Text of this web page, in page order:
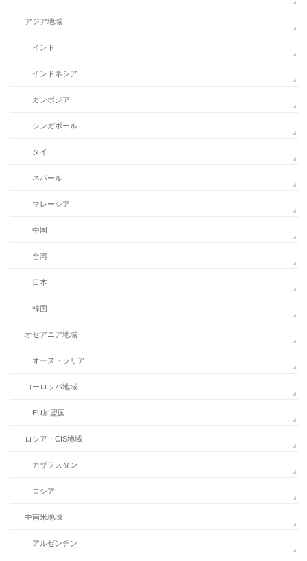
アジア地域
インド
インドネシア
カンボジア
シンガポール
タイ
ネパール
マレーシア
中国
台湾
日本
韓国
オセアニア地域
オーストラリア
ヨーロッパ地域
EU加盟国
ロシア・CIS地域
カザフスタン
ロシア
中南米地域
アルゼンチン